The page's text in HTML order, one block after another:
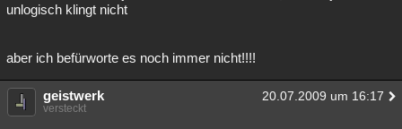
unlogisch klingt nicht
aber ich befürworte es noch immer nicht!!!!
geistwerk 20.07.2009 um 16:17
versteckt